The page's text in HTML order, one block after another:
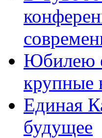
Юбилею
крупные
Единая
будущее